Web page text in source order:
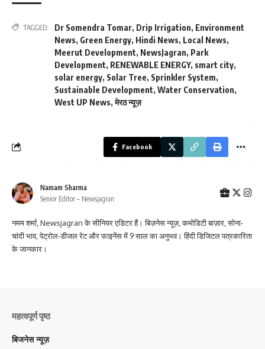
TAGGED: Dr Somendra Tomar, Drip Irrigation, Environment
News, Green Energy, Hindi News, Local News,
Meerut Development, NewsJagran, Park
Development, RENEWABLE ENERGY, smart city,
solar energy, Solar Tree, Sprinkler System,
Sustainable Development, Water Conservation,
West UP News,मेरठ न्यूज़
Facebook
Namam Sharma
Senior Editor – Newsjagran
नमम शर्मा, Newsjagran के सीनियर एडिटर हैं। बिज़नेस न्यूज़, कमोडिटी बाज़ार, सोना-
चांदी भाव, पेट्रोल-डीजल रेट और फाइनेंस में 9 साल का अनुभव। हिंदी डिजिटल पत्रकारिता
के जानकार।
महत्वपूर्ण पृष्ठ
बिजनेस न्यूज़